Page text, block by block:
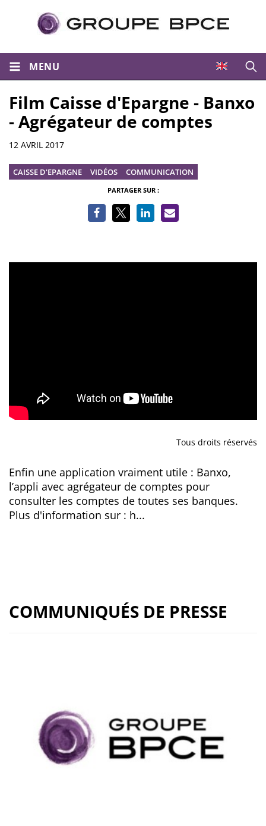
MENU
Film Caisse d'Epargne - Banxo
- Agrégateur de comptes
Informations
12 AVRIL 2017
CAISSE D'EPARGNE VIDÉOS COMMUNICATION
PARTAGER SUR :
Tous droits réservés
Enfin une application vraiment utile : Banxo,
l’appli avec agrégateur de comptes pour
consulter les comptes de toutes ses banques.
Plus d'information sur : h...
COMMUNIQUÉS DE PRESSE